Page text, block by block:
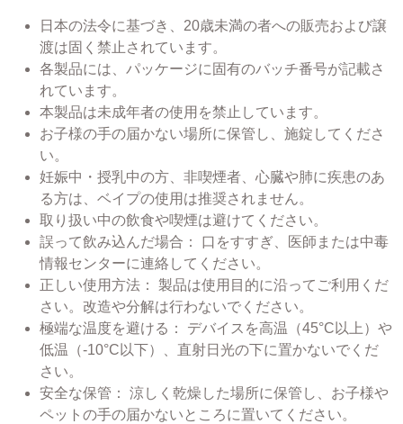
日本の法令に基づき、20歳未満の者への販売および譲
渡は固く禁止されています。
各製品には、パッケージに固有のバッチ番号が記載さ
れています。
本製品は未成年者の使用を禁止しています。
お子様の手の届かない場所に保管し、施錠してくださ
い。
妊娠中・授乳中の方、非喫煙者、心臓や肺に疾患のあ
る方は、ベイプの使用は推奨されません。
取り扱い中の飲食や喫煙は避けてください。
誤って飲み込んだ場合： 口をすすぎ、医師または中毒
情報センターに連絡してください。
正しい使用方法： 製品は使用目的に沿ってご利用くだ
さい。改造や分解は行わないでください。
極端な温度を避ける： デバイスを高温（45°C以上）や
低温（-10°C以下）、直射日光の下に置かないでくだ
さい。
安全な保管： 涼しく乾燥した場所に保管し、お子様や
ペットの手の届かないところに置いてください。